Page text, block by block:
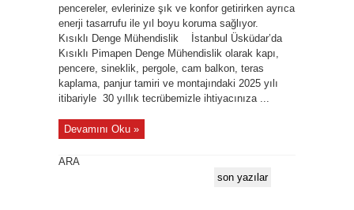
pencereler, evlerinize şık ve konfor getirirken ayrıca
enerji tasarrufu ile yıl boyu koruma sağlıyor.
Kısıklı Denge Mühendislik İstanbul Üsküdar’da
Kısıklı Pimapen Denge Mühendislik olarak kapı,
pencere, sineklik, pergole, cam balkon, teras
kaplama, panjur tamiri ve montajındaki 2025 yılı
itibariyle 30 yıllık tecrübemizle ihtiyacınıza ...
Devamını Oku »
ARA
son yazılar